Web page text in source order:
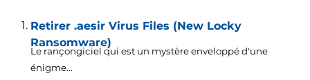
Retirer .aesir Virus Files (New Locky
Ransomware)
Le rançongiciel qui est un mystère enveloppé d'une
énigme...